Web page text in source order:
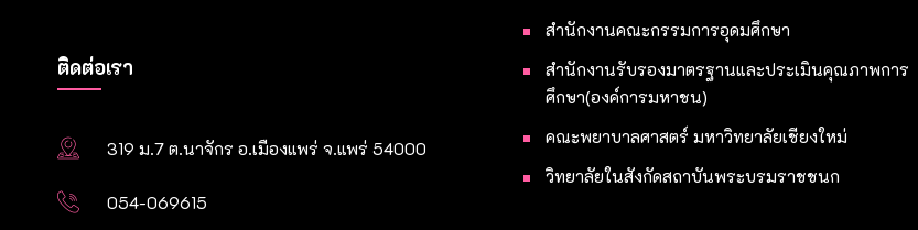
ติดต่อเรา
319 ม.7 ต.นาจักร อ.เมืองแพร่ จ.แพร่ 54000
054-069615
สำนักงานคณะกรรมการอุดมศึกษา
สำนักงานรับรองมาตรฐานและประเมินคุณภาพการ
ศึกษา(องค์การมหาชน)
คณะพยาบาลศาสตร์ มหาวิทยาลัยเชียงใหม่
วิทยาลัยในสังกัดสถาบันพระบรมราชชนก